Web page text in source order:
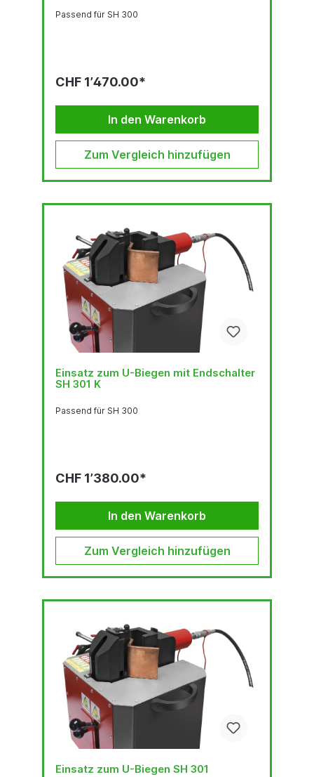
Passend für SH 300
CHF 1’470.00*
In den Warenkorb
Zum Vergleich hinzufügen
Einsatz zum U-Biegen mit Endschalter
SH 301 K
Passend für SH 300
CHF 1’380.00*
In den Warenkorb
Zum Vergleich hinzufügen
Einsatz zum U-Biegen SH 301